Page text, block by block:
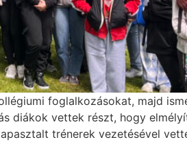
foglalkozásokat, majd
diákok vettek részt, hogy
trénerek vezetésével